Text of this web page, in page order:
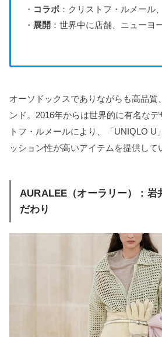
・ コラボ：クリストフ・ルメール
・ 展開 ：世界中に店舗、ニューヨ
オーソドックスでありながらも高品質
ンド。2016年からは世界的に有名な
トフ・ルメールにより、「UNIQLO U
ッション性が高いアイテムを提供して
AURALEE（オーラリー）：岩
だわり